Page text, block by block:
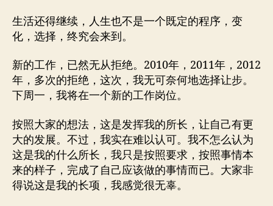
生活还得继续，人生也不是一个既定的程序，变
化，选择，终究会来到。
新的工作，已然无从拒绝。2010年，2011年，2012
年，多次的拒绝，这次，我无可奈何地选择让步。
下周一，我将在一个新的工作岗位。
按照大家的想法，这是发挥我的所长，让自己有更
大的发展。不过，我实在难以认可。我不怎么认为
这是我的什么所长，我只是按照要求，按照事情本
来的样子，完成了自己应该做的事情而已。大家非
得说这是我的长项，我感觉很无辜。